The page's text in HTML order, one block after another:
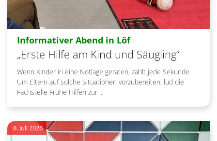
Informativer Abend in Löf:
„Erste Hilfe am Kind und Säugling“
Wenn Kinder in eine Notlage geraten, zählt jede Sekunde.
Um Eltern auf solche Situationen vorzubereiten, lud die
Fachstelle Frühe Hilfen zur ...
8. Juli 2026